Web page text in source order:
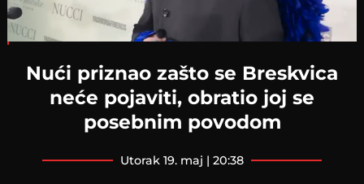
Nući priznao zašto se Breskvica
neće pojaviti, obratio joj se
posebnim povodom
utorak 19. maj | 20:38